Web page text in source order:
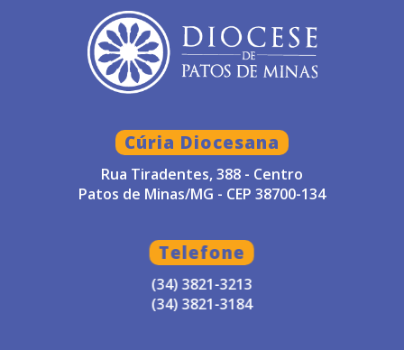
Cúria Diocesana
Rua Tiradentes, 388 - Centro
Patos de Minas/MG - CEP 38700-134
Telefone
(34) 3821-3213
(34) 3821-3184